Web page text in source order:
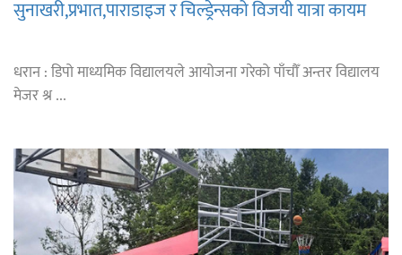
सुनाखरी,प्रभात,पाराडाइज र चिल्ड्रेन्सको विजयी यात्रा कायम
धरान : डिपो माध्यमिक विद्यालयले आयोजना गरेको पाँचौँ अन्तर विद्यालय
मेजर श्र ...